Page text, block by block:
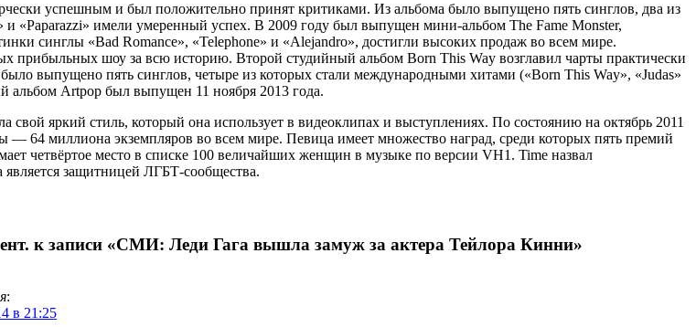
успешным и был положительно принят критиками. Из альбома было выпущено пять синглов, два из
«Paparazzi» имели умеренный успех. В 2009 году был выпущен мини-альбом The Fame Monster,
синглы «Bad Romance», «Telephone» и «Alejandro», достигли высоких продаж во всем мире.
шоу за всю историю. Второй студийный альбом Born This Way возглавил чарты практически
выпущено пять синглов, четыре из которых стали международными хитами («Born This Way», «Judas»
альбом Artpop был выпущен 11 ноября 2013 года.
яркий стиль, который она использует в видеоклипах и выступлениях. По состоянию на октябрь 2011
64 миллиона экземпляров во всем мире. Певица имеет множество наград, среди которых пять премий
четвёртое место в списке 100 величайших женщин в музыке по версии VH1. Time назвал
защитницей ЛГБТ-сообщества.
к записи «СМИ: Леди Гага вышла замуж за актера Тейлора Кинни»
:
в 21:25